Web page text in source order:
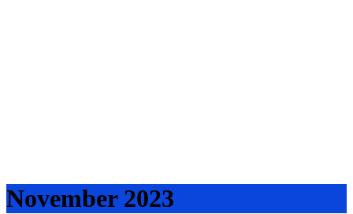
November 2023